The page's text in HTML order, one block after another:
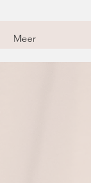
Meer